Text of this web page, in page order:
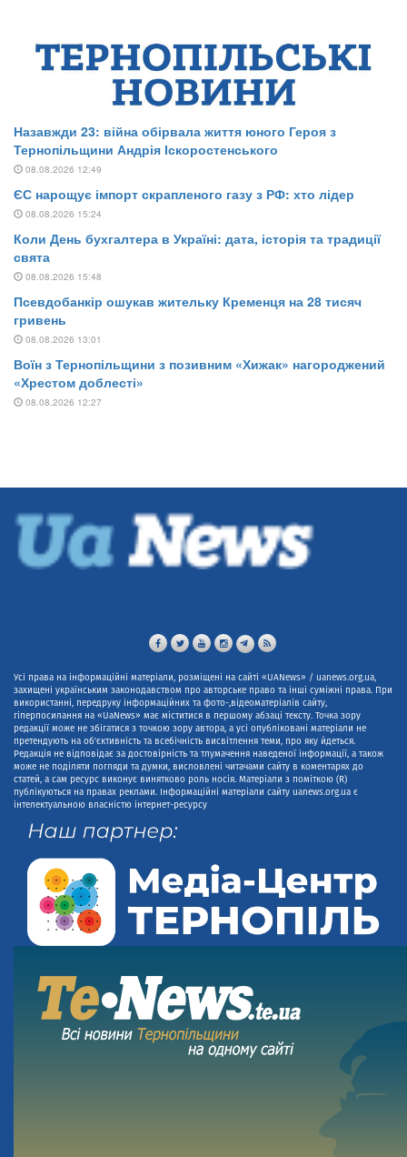
Усі права на інформаційні матеріали, розміщені на сайті «UANews» / uanews.org.ua,
захищені українським законодавством про авторське право та інші суміжні права. При
використанні, передруку інформаційних та фото-,відеоматеріалів сайту,
гіперпосилання на «UaNews» має міститися в першому абзаці тексту. Точка зору
редакції може не збігатися з точкою зору автора, а усі опубліковані матеріали не
претендують на об'єктивність та всебічність висвітлення теми, про яку йдеться.
Редакція не відповідає за достовірність та тлумачення наведеної інформації, а також
може не поділяти погляди та думки, висловлені читачами сайту в коментарях до
статей, а сам ресурс виконує винятково роль носія. Матеріали з поміткою (R)
публікуються на правах реклами. Інформаційні матеріали сайту uanews.org.ua є
інтелектуальною власністю інтернет-ресурсу